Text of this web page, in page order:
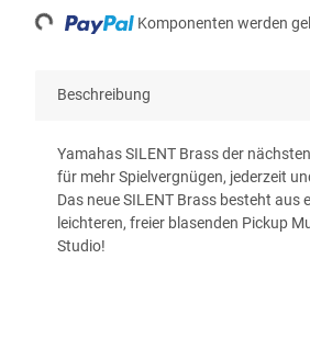
Komponenten werden
Beschreibung
Yamahas SILENT Brass der
für mehr Spielvergnügen, jederzeit
Das neue SILENT Brass besteht aus
leichteren, freier blasenden Pickup
Studio!